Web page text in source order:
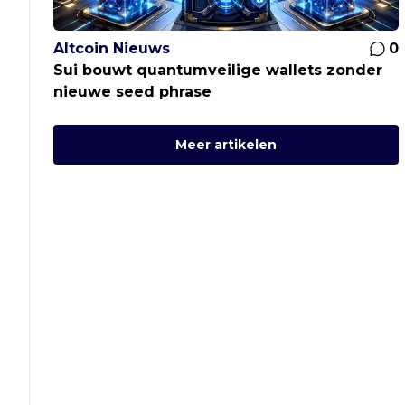
Altcoin Nieuws
0
Sui bouwt quantumveilige wallets zonder
nieuwe seed phrase
Meer artikelen